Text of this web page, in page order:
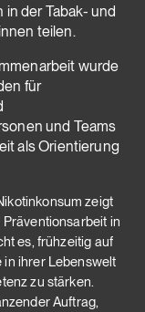
der Tabak- und
teilen.
wurde
für
und Teams
als Orientierung
zeigt
in
es, frühzeitig auf
in ihrer Lebenswelt
zu stärken.
Auftrag,